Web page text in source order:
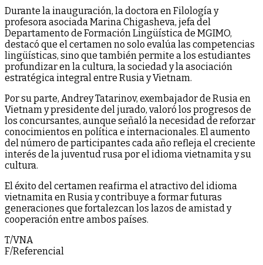
Durante la inauguración, la doctora en Filología y
profesora asociada Marina Chigasheva, jefa del
Departamento de Formación Lingüística de MGIMO,
destacó que el certamen no solo evalúa las competencias
lingüísticas, sino que también permite a los estudiantes
profundizar en la cultura, la sociedad y la asociación
estratégica integral entre Rusia y Vietnam.
Por su parte, Andrey Tatarinov, exembajador de Rusia en
Vietnam y presidente del jurado, valoró los progresos de
los concursantes, aunque señaló la necesidad de reforzar
conocimientos en política e internacionales. El aumento
del número de participantes cada año refleja el creciente
interés de la juventud rusa por el idioma vietnamita y su
cultura.
El éxito del certamen reafirma el atractivo del idioma
vietnamita en Rusia y contribuye a formar futuras
generaciones que fortalezcan los lazos de amistad y
cooperación entre ambos países.
T/VNA
F/Referencial